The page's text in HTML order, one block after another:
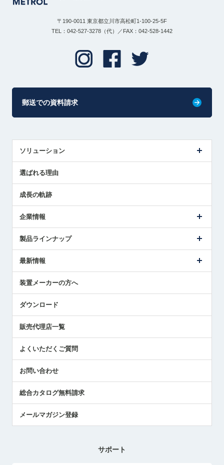
〒190-0011 東京都立川市高松町1-100-25-5F
TEL：042-527-3278（代）／FAX：042-528-1442
郵送での資料請求
ソリューション
解決策提案
選ばれる理由
成長の軌跡
企業情報
ごあいさつ
受賞履歴
採用情報
国/地域/言語
製品ラインナップ
ツールセッタ製品
エアマイクロセンサ製品
最新情報
メトロールの技術
社員ブログ
中小企業のBCP地震対策
センサのテクニカルガイド
社長ブログ
装置メーカーの方へ
ダウンロード
販売代理店一覧
よくいただくご質問
お問い合わせ
総合カタログ無料請求
メールマガジン登録
サポート